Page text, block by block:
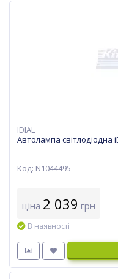
IDIAL
Автолампа світлодіодна
Код: N1044495
ціна 2 039 грн
В наявності